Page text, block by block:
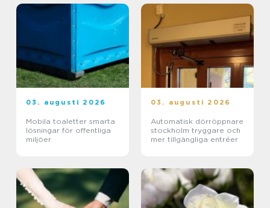
03. augusti 2026
Mobila toaletter smarta
lösningar för offentliga
miljöer
03. augusti 2026
Automatisk dörröppnare
stockholm tryggare och
mer tillgängliga entréer